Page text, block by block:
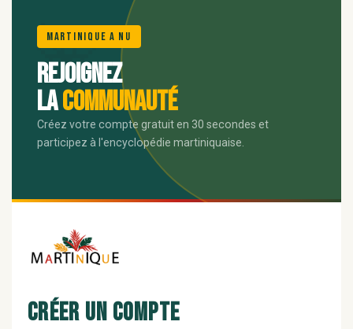
🌺
Martinique A Nu
Rejoignez
lacommunauté
Créez votre compte gratuit en 30 secondes et
participez à l'encyclopédie martiniquaise.
Créer un compte